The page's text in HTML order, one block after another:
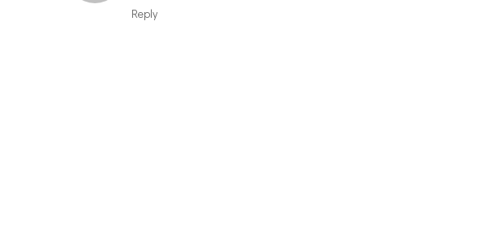
Reply